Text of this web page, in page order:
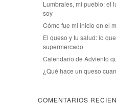
Lumbrales, mi pueblo: el
soy
Cómo fue mi inicio en el
El queso y tu salud: lo
supermercado
Calendario de Adviento
¿Qué hace un queso
COMENTARIOS